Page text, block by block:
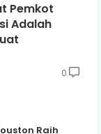
Pemkot
Adalah
0
Raih